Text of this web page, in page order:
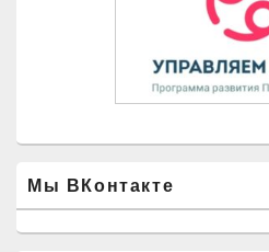
Мы ВКонтакте